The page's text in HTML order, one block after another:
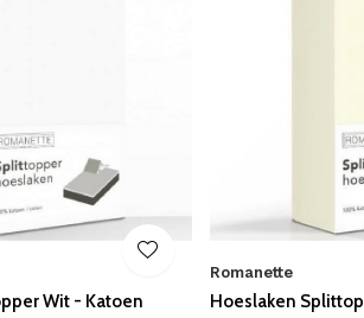
Wit - Katoen
Romanette
Hoeslaken